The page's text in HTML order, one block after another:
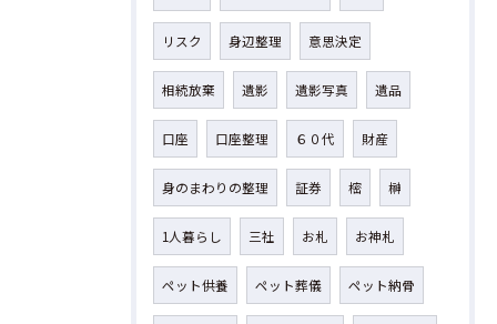
リスク 身辺整理 意思決定
相続放棄 遺影 遺影写真 遺品
口座 口座整理 ６０代 財産
身のまわりの整理 証券 樒 榊
1人暮らし 三社 お札 お神札
ペット供養 ペット葬儀 ペット納骨